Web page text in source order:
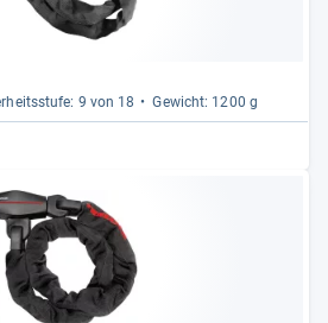
9 von 18 Gewicht: 1200 g